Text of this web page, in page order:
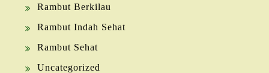
Rambut Berkilau
Rambut Indah Sehat
Rambut Sehat
Uncategorized